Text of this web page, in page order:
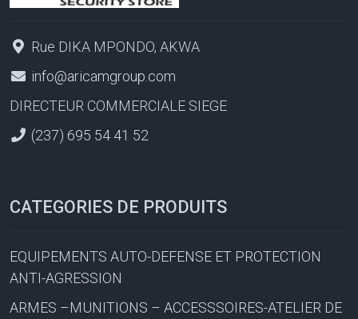
Rue DIKA MPONDO, AKWA
info@aricamgroup.com
DIRECTEUR COMMERCIALE SIEGE
(237) 695 54 41 52
CATEGORIES DE PRODUITS
EQUIPEMENTS AUTO-DEFENSE ET PROTECTION
ANTI-AGRESSION
ARMES –MUNITIONS – ACCESSSOIRES-ATELIER DE